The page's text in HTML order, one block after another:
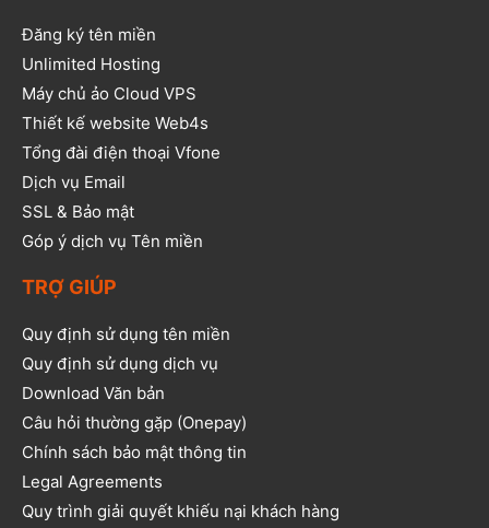
Đăng ký tên miền
Unlimited Hosting
Máy chủ ảo Cloud VPS
Thiết kế website Web4s
Tổng đài điện thoại Vfone
Dịch vụ Email
SSL & Bảo mật
Góp ý dịch vụ Tên miền
TRỢ GIÚP
Quy định sử dụng tên miền
Quy định sử dụng dịch vụ
Download Văn bản
Câu hỏi thường gặp (Onepay)
Chính sách bảo mật thông tin
Legal Agreements
Quy trình giải quyết khiếu nại khách hàng